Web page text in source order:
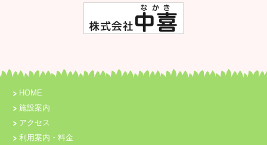
HOME
施設案内
アクセス
利用案内・料金